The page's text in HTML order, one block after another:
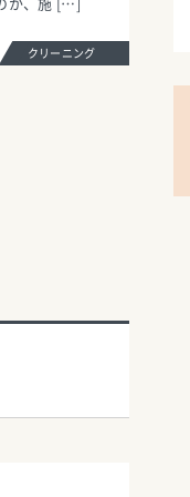
か、施 […]
クリーニング